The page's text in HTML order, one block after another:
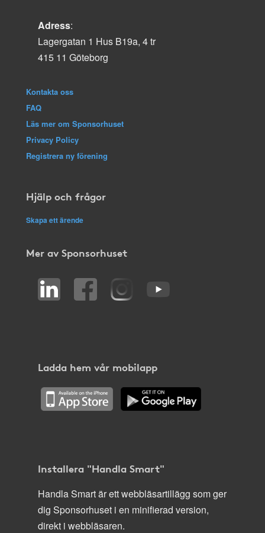
Adress:
Lagergatan 1 Hus B19a, 4 tr
415 11 Göteborg
Kontakta oss
FAQ
Läs mer om Sponsorhuset
Privacy Policy
Registrera ny förening
Hjälp och frågor
Skapa ett ärende
Mer av Sponsorhuset
Ladda hem vår mobilapp
Installera "Handla Smart"
Handla Smart är ett webbläsartillägg som ger
dig Sponsorhuset i en minifierad version,
direkt i webbläsaren.